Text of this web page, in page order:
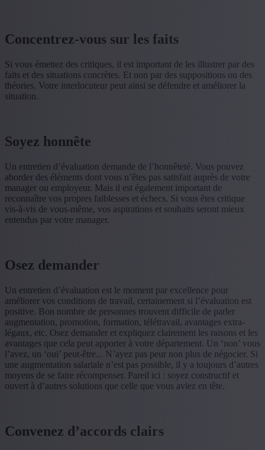
Concentrez-vous sur les faits
Si vous émettez des critiques, il est important de les illustrer par des
faits et des situations concrètes. Et non par des suppositions ou des
théories. Votre interlocuteur peut ainsi se défendre et améliorer la
situation.
Soyez honnête
Un entretien d’évaluation demande de l’honnêteté. Vous pouvez
aborder des éléments dont vous n’êtes pas satisfait auprès de votre
manager ou employeur. Mais il est également important de
reconnaître vos propres faiblesses et échecs. Si vous êtes critique
vis-à-vis de vous-même, vos aspirations et souhaits seront mieux
entendus par votre manager.
Osez demander
Un entretien d’évaluation est le moment par excellence pour
améliorer vos conditions de travail, certainement si l’évaluation est
positive. Bon nombre de personnes trouvent difficile de parler
augmentation, promotion, formation, télétravail, avantages extra-
légaux, etc. Osez demander et expliquez clairement les raisons et les
avantages que cela peut apporter à votre département. Un ‘non’ vous
l’avez, un ‘oui’ peut-être... N’ayez pas peur non plus de négocier. Si
une augmentation salariale n’est pas possible, il y a toujours d’autres
moyens de se faire récompenser. Pareil ici : soyez constructif et
ouvert à d’autres solutions que celle que vous aviez en tête.
Convenez d’accords clairs